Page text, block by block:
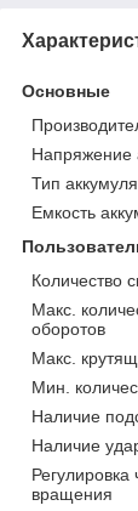
Основные
Напряжение
Тип
Емкость
Количество
Макс.
оборотов
Макс.
Мин.
Наличие
Наличие
Регулировка
вращения